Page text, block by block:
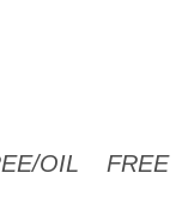
OIL FREE